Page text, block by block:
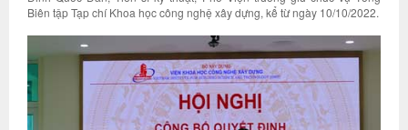
Biên tập Tạp chí Khoa học công nghệ xây dựng, kể từ ngày 10/10/2022.